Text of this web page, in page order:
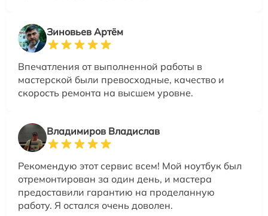
Зиновьев Артём
Впечатления от выполненной работы в
мастерской были превосходные, качество и
скорость ремонта на высшем уровне.
Владимиров Владислав
Рекомендую этот сервис всем! Мой ноутбук был
отремонтирован за один день, и мастера
предоставили гарантию на проделанную
работу. Я остался очень доволен.